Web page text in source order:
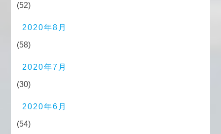
(52)
2020年8月
(58)
2020年7月
(30)
2020年6月
(54)